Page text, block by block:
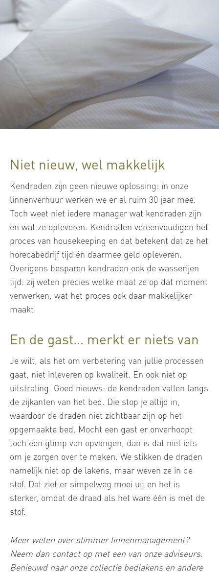
Niet nieuw, wel makkelijk
Kendraden zijn geen nieuwe oplossing: in onze
linnenverhuur werken we er al ruim 30 jaar mee.
Toch weet niet iedere manager wat kendraden zijn
en wat ze opleveren. Kendraden vereenvoudigen het
proces van housekeeping en dat betekent dat ze het
horecabedrijf tijd én daarmee geld opleveren.
Overigens besparen kendraden ook de wasserijen
tijd: zij weten precies welke maat ze op dat moment
verwerken, wat het proces ook daar makkelijker
maakt.
En de gast… merkt er niets van
Je wilt, als het om verbetering van jullie processen
gaat, niet inleveren op kwaliteit. En ook niet op
uitstraling. Goed nieuws: de kendraden vallen langs
de zijkanten van het bed. Die stop je altijd in,
waardoor de draden niet zichtbaar zijn op het
opgemaakte bed. Mocht een gast er onverhoopt
toch een glimp van opvangen, dan is dat niet iets
om je zorgen over te maken. We stikken de draden
namelijk niet op de lakens, maar weven ze in de
stof. Dat ziet er simpelweg mooi uit en het is
sterker, omdat de draad als het ware één is met de
stof.
Meer weten over slimmer linnenmanagement?
Neem dan contact op met een van onze adviseurs.
Benieuwd naar onze collectie bedlakens en andere